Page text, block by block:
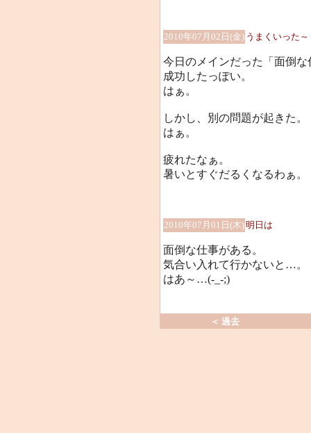
2010年07月02日(金) うまくいった～
今日のメインだった「面倒
成功したっぽい。
はぁ。
しかし、別の問題が起きた。
はぁ。
疲れたなぁ。
暑いとすぐだるくなるわぁ。
2010年07月01日(木)明日は
面倒な仕事がある。
気合い入れて行かないと…。
はあ～…(-_-;)
＜ 過去